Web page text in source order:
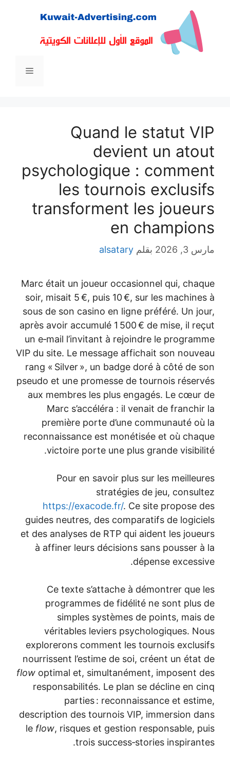
القائمة
Quand le statut
devient un
psychologique :
les tournois
transforment les
en
بقلمalsatary
Marc était un joueur occasionnel qui,
soir, misait 5 €, puis 10 €, sur les
sous de son casino en ligne préféré. Un
après avoir accumulé 1 500 € de mise, il
un e‑mail l’invitant à rejoindre le
VIP du site. Le message affichait son
rang « Silver », un badge doré à côté de
pseudo et une promesse de tournois
aux membres les plus engagés. Le cœur
Marc s’accéléra : il venait de
première porte d’une communauté
reconnaissance est monétisée et où
victoire porte une plus grande
Pour en savoir plus sur les
stratégies de jeu,
https://exacode.fr/. Ce site propose
guides neutres, des comparatifs de
et des analyses de RTP qui aident les
à affiner leurs décisions sans pousser
dépense
Ce texte s’attache à démontrer que
programmes de fidélité ne sont plus
simples systèmes de points, mais
véritables leviers psychologiques.
explorerons comment les tournois
nourrissent l’estime de soi, créent un état
flowoptimal et, simultanément, imposent
responsabilités. Le plan se décline en
parties : reconnaissance et
description des tournois VIP, immersion
leflow, risques et gestion responsable,
trois success‑stories